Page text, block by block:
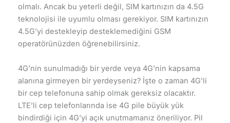
olmalı. Ancak bu yeterli değil, SIM kartınızın da 4.5G
teknolojisi ile uyumlu olması gerekiyor. SIM kartınızın
4.5G’yi destekleyip desteklemediğini GSM
operatörünüzden öğrenebilirsiniz.
4G’nin sunulmadığı bir yerde veya 4G’nin kapsama
alanına girmeyen bir yerdeyseniz? İşte o zaman 4G’li
bir cep telefonuna sahip olmak gereksiz olacaktır.
LTE’li cep telefonlarında ise 4G pile büyük yük
bindirdiği için 4G’yi açık unutmamanız öneriliyor. Pil